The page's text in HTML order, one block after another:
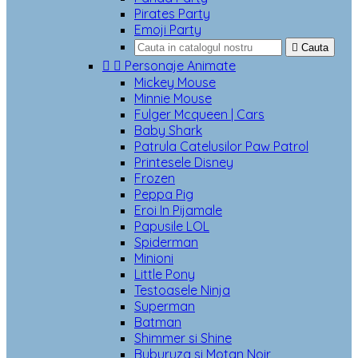
Pirates Party
Emoji Party
 Cauta
  Personaje Animate
Mickey Mouse
Minnie Mouse
Fulger Mcqueen | Cars
Baby Shark
Patrula Catelusilor Paw Patrol
Printesele Disney
Frozen
Peppa Pig
Eroi In Pijamale
Papusile LOL
Spiderman
Minioni
Little Pony
Testoasele Ninja
Superman
Batman
Shimmer si Shine
Buburuza si Motan Noir